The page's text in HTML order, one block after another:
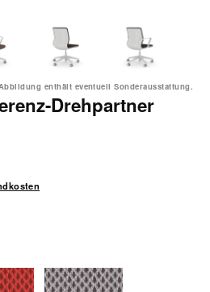
enthält eventuell Sonderausstattung.
Drehpartner